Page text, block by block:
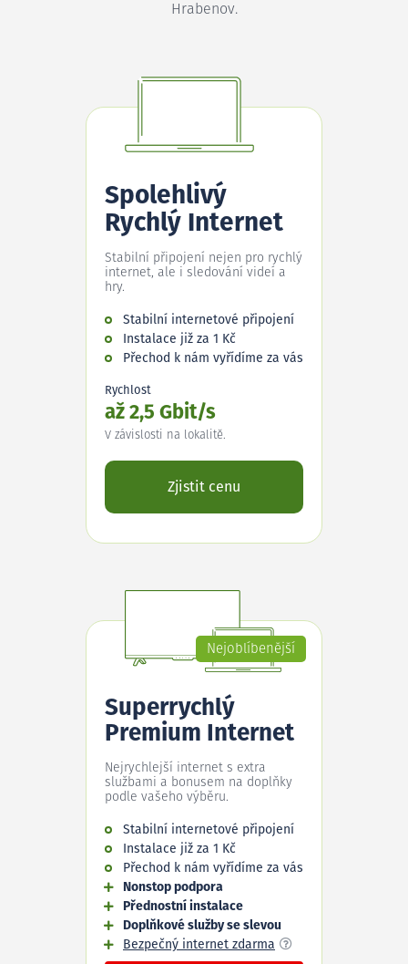
Hrabenov.
Spolehlivý
Rychlý Internet
Stabilní připojení nejen pro rychlý
internet, ale i sledování videí a
hry.
Stabilní internetové připojení
Instalace již za 1 Kč
Přechod k nám vyřídíme za vás
Rychlost
až 2,5 Gbit/s
V závislosti na lokalitě.
Zjistit cenu
Nejoblíbenější
Superrychlý
Premium Internet
Nejrychlejší internet s extra
službami a bonusem na doplňky
podle vašeho výběru.
Stabilní internetové připojení
Instalace již za 1 Kč
Přechod k nám vyřídíme za vás
Nonstop podpora
Přednostní instalace
Doplňkové služby se slevou
Bezpečný internet zdarma